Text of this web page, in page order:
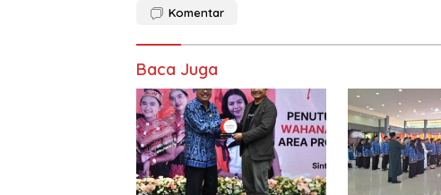
Komentar
Baca Juga